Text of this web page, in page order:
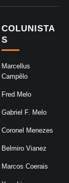
COLUNISTA
S
Marcellus
Campêlo
Fred Melo
Gabriel F. Melo
Coronel Menezes
Belmiro Vianez
Marcos Coerais